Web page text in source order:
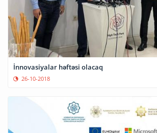
İnnovasiyalar həftəsi olacaq
26-10-2018